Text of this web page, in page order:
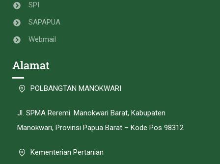
SPI
SAPAPUA
Webmail
Alamat
POLBANGTAN MANOKWARI
Jl. SPMA Reremi. Manokwari Barat, Kabupaten
Manokwari, Provinsi Papua Barat – Kode Pos 98312
Kementerian Pertanian